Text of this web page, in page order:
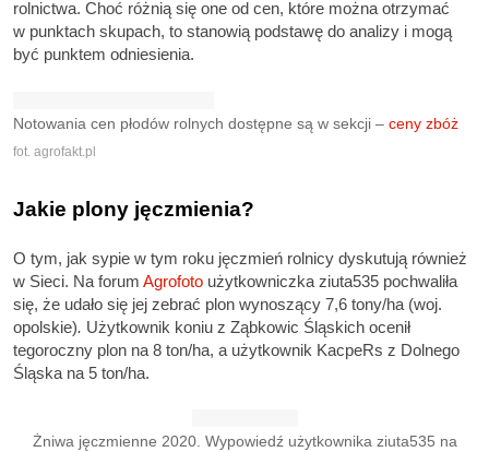
rolnictwa. Choć różnią się one od cen, które można otrzymać
w punktach skupach, to stanowią podstawę do analizy i mogą
być punktem odniesienia.
Notowania cen płodów rolnych dostępne są w sekcji – ceny zbóż
fot. agrofakt.pl
Jakie plony jęczmienia?
O tym, jak sypie w tym roku jęczmień rolnicy dyskutują również
w Sieci. Na forum Agrofoto użytkowniczka ziuta535 pochwaliła
się, że udało się jej zebrać plon wynoszący 7,6 tony/ha (woj.
opolskie). Użytkownik koniu z Ząbkowic Śląskich ocenił
tegoroczny plon na 8 ton/ha, a użytkownik KacpeRs z Dolnego
Śląska na 5 ton/ha.
Żniwa jęczmienne 2020. Wypowiedź użytkownika ziuta535 na